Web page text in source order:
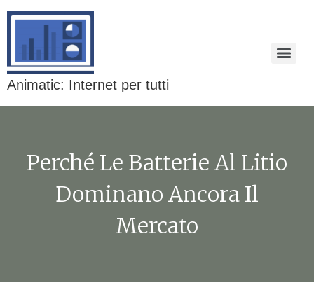
Animatic: Internet per tutti
Perché Le Batterie Al Litio
Dominano Ancora Il
Mercato